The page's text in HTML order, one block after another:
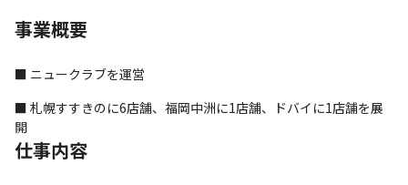
事業概要
■ ニュークラブを運営
■ 札幌すすきのに6店舗、福岡中洲に1店舗、ドバイに1店舗を展
開
仕事内容